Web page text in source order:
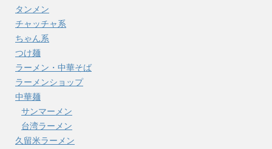
タンメン
チャッチャ系
ちゃん系
つけ麺
ラーメン・中華そば
ラーメンショップ
中華麺
サンマーメン
台湾ラーメン
久留米ラーメン